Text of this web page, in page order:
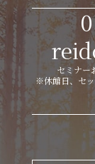
セミナ
※休館日、セ